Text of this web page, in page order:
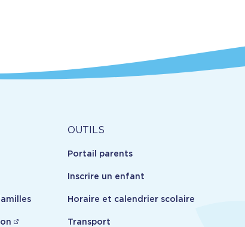
Outils
OUTILS
Portail parents
Inscrire un enfant
Horaire et calendrier scolaire
Transport